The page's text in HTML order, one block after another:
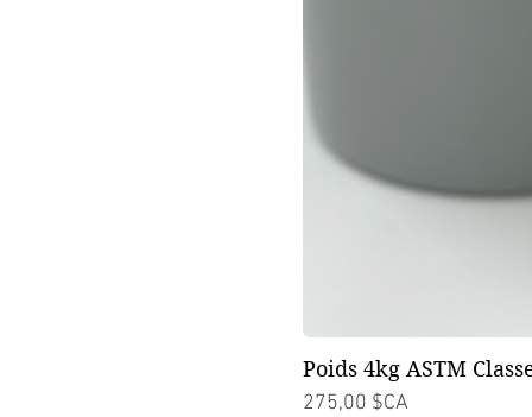
Poids 4kg ASTM
Prix
275,00 $CA